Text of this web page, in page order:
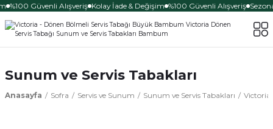
%100 Güvenli Alışveriş Kolay İade & Değişim %100 Güvenli Alışveriş
Sunum ve Servis Tabakları
Anasayfa Sofra Servis ve Sunum Sunum ve Servis Tabakları Victoria